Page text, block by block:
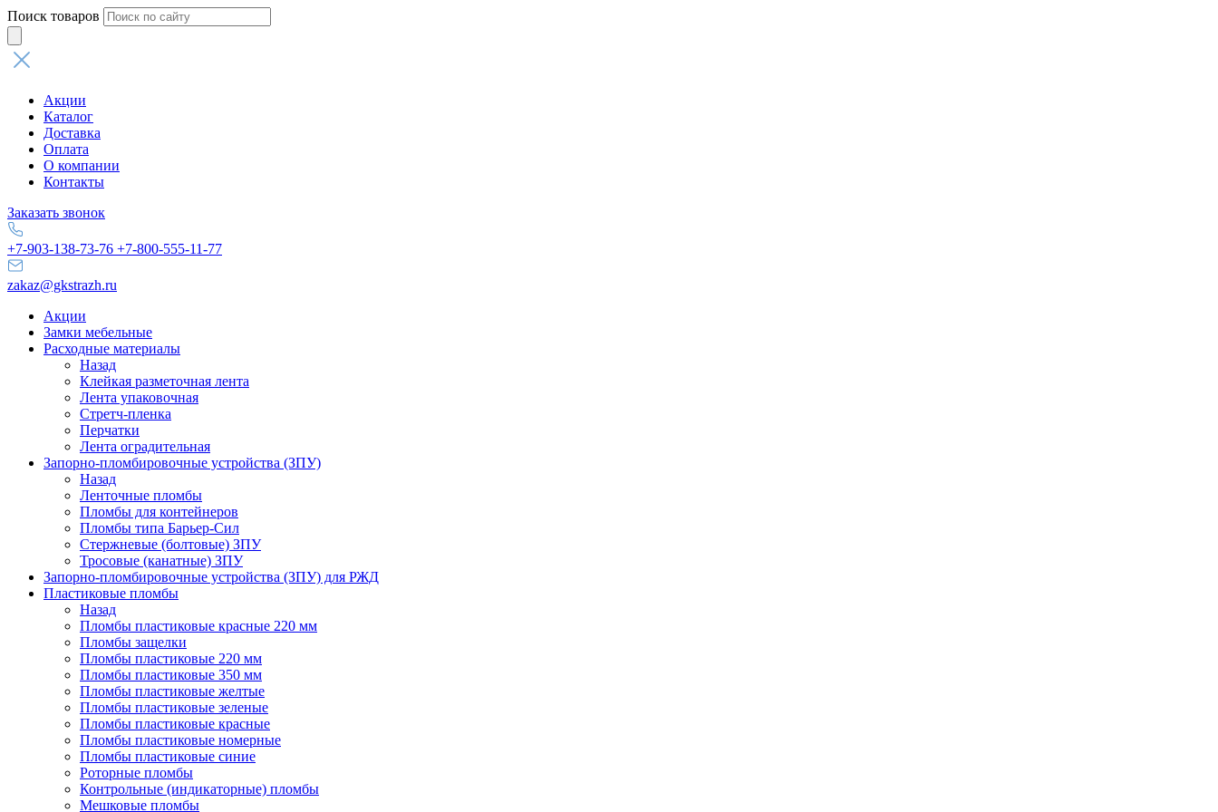
Поиск товаров
Акции
Каталог
Доставка
Оплата
О компании
Контакты
Заказать звонок
+7-903-138-73-76 +7-800-555-11-77
zakaz@gkstrazh.ru
Акции
Замки мебельные
Расходные материалы
Назад
Клейкая разметочная лента
Лента упаковочная
Стретч-пленка
Перчатки
Лента оградительная
Запорно-пломбировочные устройства (ЗПУ)
Назад
Ленточные пломбы
Пломбы для контейнеров
Пломбы типа Барьер-Сил
Стержневые (болтовые) ЗПУ
Тросовые (канатные) ЗПУ
Запорно-пломбировочные устройства (ЗПУ) для РЖД
Пластиковые пломбы
Назад
Пломбы пластиковые красные 220 мм
Пломбы защелки
Пломбы пластиковые 220 мм
Пломбы пластиковые 350 мм
Пломбы пластиковые желтые
Пломбы пластиковые зеленые
Пломбы пластиковые красные
Пломбы пластиковые номерные
Пломбы пластиковые синие
Роторные пломбы
Контрольные (индикаторные) пломбы
Мешковые пломбы